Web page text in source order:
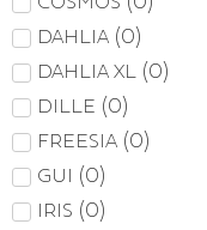
DAHLIA (0)
DAHLIA XL (0)
DILLE (0)
FREESIA (0)
GUI (0)
IRIS (0)